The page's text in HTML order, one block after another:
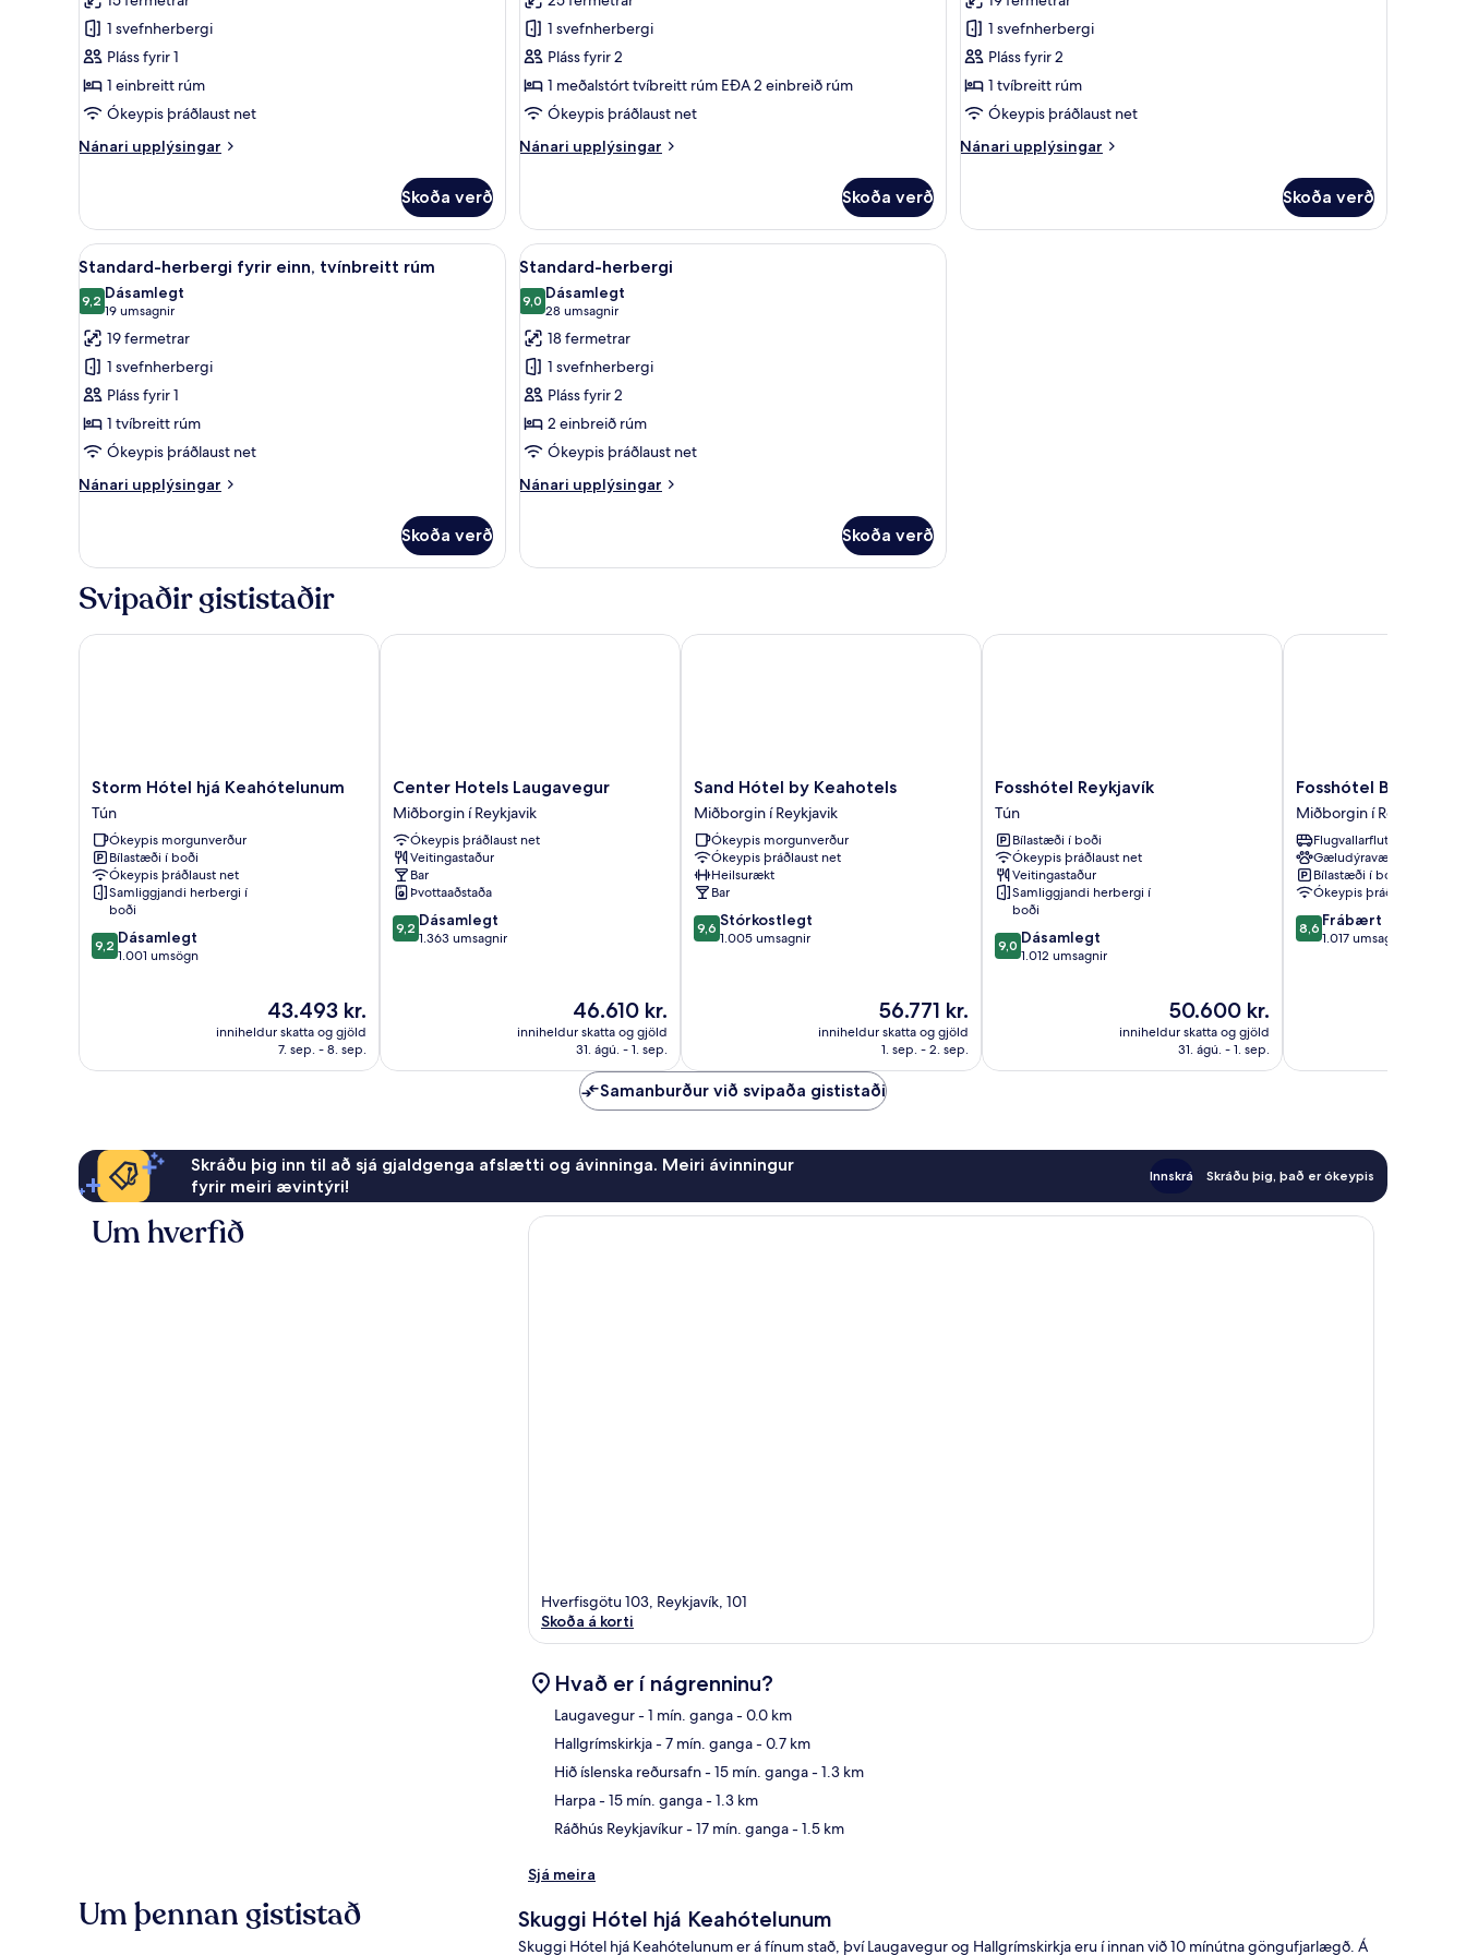
herbergi
1 svefnherbergi
Pláss fyrir 1
1 einbreitt rúm
Ókeypis þráðlaust net
Nánari upplýsingar
Nánari
Skoða verð
Superior-
herbergi
1 svefnherbergi
Pláss fyrir 2
1 meðalstórt tvíbreitt rúm EÐA 2 einbreið rúm
Ókeypis þráðlaust net
Nánari upplýsingar
Nánari
herbergi
Skoða verð
Standard-
herbergi
með
tvíbreiðu
rúmi
1 svefnherbergi
Pláss fyrir 2
1 tvíbreitt rúm
Ókeypis þráðlaust net
Nánari upplýsingar
Nánari
herbergi
Skoða verð
Skoða
allar
myndir
fyrir
Standard-
herbergi
fyrir
einn,
tvínbreitt
rúm
Rúmföt af bestu gerð, skrifborð, myrkratjöld/-gardínur
4
Standard-herbergi fyrir einn, tvínbreitt rúm
9,29,2 af 10
Dásamlegt
19 umsagnir
(19
umsagnir)
19 fermetrar
1 svefnherbergi
Pláss fyrir 1
1 tvíbreitt rúm
Ókeypis þráðlaust net
Nánari upplýsingar
Nánari
herbergi
einn,
tvínbreitt
rúm
Skoða verð
Skoða
allar
myndir
fyrir
Standard-
herbergi
Standard-herbergi | Rúmföt af bestu gerð, skrifborð, myrkratjöld/-gardínur
6
Standard-herbergi
9,09,0 af 10
Dásamlegt
28 umsagnir
(28
umsagnir)
18 fermetrar
1 svefnherbergi
Pláss fyrir 2
2 einbreið rúm
Ókeypis þráðlaust net
Nánari upplýsingar
Nánari
herbergi
Skoða verð
Svipaðir gististaðir
Storm
Hótel
hjá
Keahótelunum
Tún
Storm Hótel hjá Keahótelunum
Tún
Ókeypis morgunverður
Bílastæði í boði
Ókeypis þráðlaust net
Samliggjandi herbergi í
boði
9.2
af
9,2 Dásamlegt
1.001 umsögn
Verðið
er
43.493 kr.
43.493 kr.
inniheldur skatta og gjöld
7. sep. - 8. sep.
Storm Hótel hjá Keahótelunum
Center
Hotels
Laugavegur
Miðborgin
Reykjavik
Center Hotels Laugavegur
Miðborgin í Reykjavik
Ókeypis þráðlaust net
Veitingastaður
Bar
Þvottaaðstaða
9.2
af
9,2 Dásamlegt
1.363 umsagnir
Verðið
er
46.610 kr.
46.610 kr.
inniheldur skatta og gjöld
31. ágú. - 1. sep.
Center Hotels Laugavegur
Sand
Hótel
by
Keahotels
Miðborgin
í
Reykjavik
Sand Hótel by Keahotels
Miðborgin í Reykjavik
Ókeypis morgunverður
Ókeypis þráðlaust net
Heilsurækt
Bar
9.6
af
9,6 Stórkostlegt
1.005 umsagnir
Verðið
er
56.771 kr.
56.771 kr.
inniheldur skatta og gjöld
1. sep. - 2. sep.
Sand Hótel by Keahotels
Fosshótel
Reykjavík
Tún
Fosshótel Reykjavík
Tún
Bílastæði í boði
Ókeypis þráðlaust net
Veitingastaður
Samliggjandi herbergi í
boði
9.0
af
9,0 Dásamlegt
1.012 umsagnir
Verðið
er
50.600 kr.
50.600 kr.
inniheldur skatta og gjöld
31. ágú. - 1. sep.
Fosshótel Reykjavík
Fosshótel
Barón
Miðborgin
í
Reykjavik
Fosshótel Barón
Miðborgin í Reykjavik
Flugvallarflutningur
Gæludýravænt
Bílastæði í boði
Ókeypis þráðlaust net
8.6
af
8,6 Frábært
1.017 umsagnir
Fosshótel Barón
Samanburður við svipaða gististaði
Skráðu þig inn til að sjá gjaldgenga afslætti og ávinninga. Meiri ávinningur
fyrir meiri ævintýri!
Innskrá Skráðu þig, það er ókeypis
Um hverfið
Hverfisgötu 103, Reykjavík, 101
Skoða á korti
Hvað er í nágrenninu?
Laugavegur- 1 mín. ganga- 0.0 km
Hallgrímskirkja- 7 mín. ganga- 0.7 km
Hið íslenska reðursafn- 15 mín. ganga- 1.3 km
Harpa- 15 mín. ganga- 1.3 km
Ráðhús Reykjavíkur- 17 mín. ganga- 1.5 km
Sjá meira
Um þennan gististað Skuggi Hótel hjá Keahótelunum
Skuggi Hótel hjá Keahótelunum er á fínum stað, því Laugavegur og Hallgrímskirkja eru í innan við 10 mínútna göngufjarlægð. Á